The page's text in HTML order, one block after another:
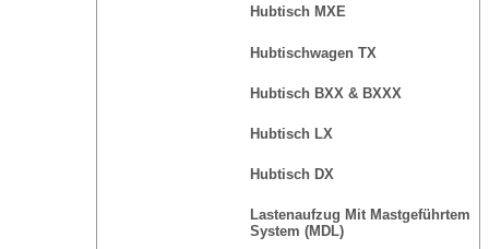
Hubtisch MXE
Hubtischwagen TX
Hubtisch BXX & BXXX
Hubtisch LX
Hubtisch DX
Lastenaufzug Mit Mastgeführtem
System (MDL)